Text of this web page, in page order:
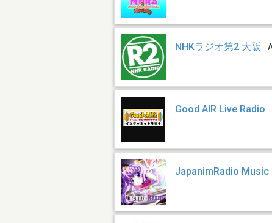
NHKラジオ第2 大阪
Good AIR Live Radio
JapanimRadio Music